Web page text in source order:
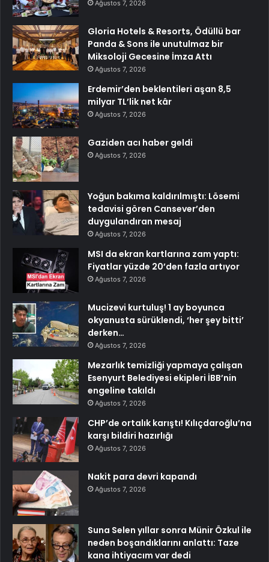
Ağustos 7, 2026
Gloria Hotels & Resorts, Ödüllü bar
Panda & Sons ile unutulmaz bir
Miksoloji Gecesine İmza Attı
Ağustos 7, 2026
Erdemir’den beklentileri aşan 8,5
milyar TL’lik net kâr
Ağustos 7, 2026
Gaziden acı haber geldi
Ağustos 7, 2026
Yoğun bakıma kaldırılmıştı: Lösemi
tedavisi gören Cansever’den
duygulandıran mesaj
Ağustos 7, 2026
MSI da ekran kartlarına zam yaptı:
Fiyatlar yüzde 20’den fazla artıyor
Ağustos 7, 2026
Mucizevi kurtuluş! 1 ay boyunca
okyanusta sürüklendi, ‘her şey bitti’
derken…
Ağustos 7, 2026
Mezarlık temizliği yapmaya çalışan
Esenyurt Belediyesi ekipleri İBB’nin
engeline takıldı
Ağustos 7, 2026
CHP’de ortalık karıştı! Kılıçdaroğlu’na
karşı bildiri hazırlığı
Ağustos 7, 2026
Nakit para devri kapandı
Ağustos 7, 2026
Suna Selen yıllar sonra Münir Özkul ile
neden boşandıklarını anlattı: Taze
kana ihtiyacım var dedi